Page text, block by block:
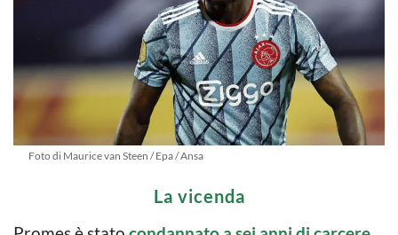
Foto di Maurice van Steen / Epa / Ansa
La vicenda